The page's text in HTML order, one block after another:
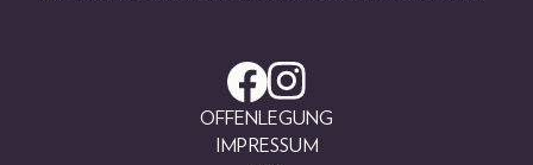
OFFENLEGUNG
IMPRESSUM